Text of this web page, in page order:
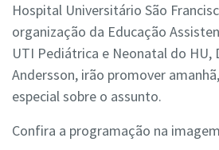
Hospital Universitário São
organização da Educação
UTI Pediátrica e Neonatal do HU,
Andersson, irão promover
especial sobre o assunto.
Confira a programação na